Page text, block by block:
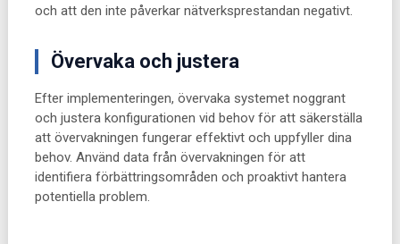
och att den inte påverkar nätverksprestandan negativt.
Övervaka och justera
Efter implementeringen, övervaka systemet noggrant
och justera konfigurationen vid behov för att säkerställa
att övervakningen fungerar effektivt och uppfyller dina
behov. Använd data från övervakningen för att
identifiera förbättringsområden och proaktivt hantera
potentiella problem.